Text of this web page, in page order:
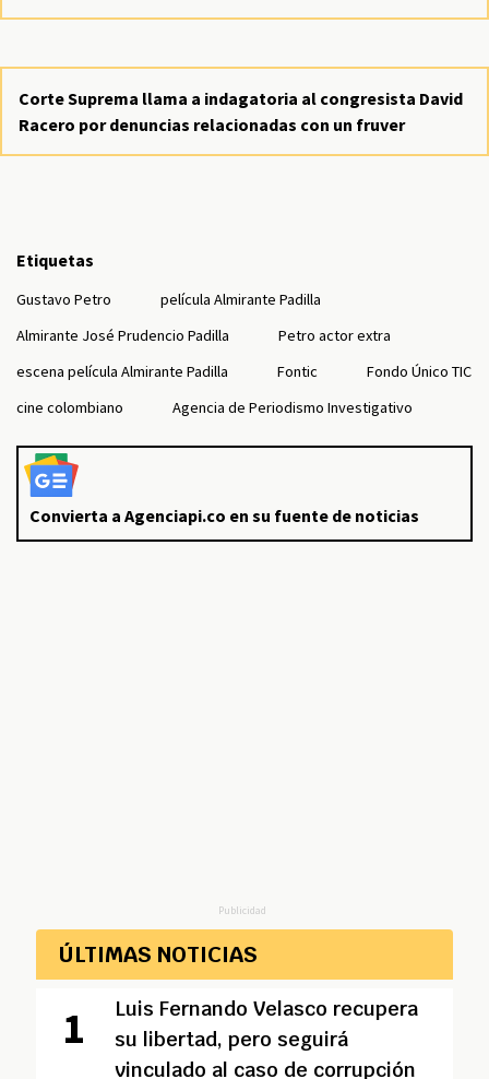
Corte Suprema llama a indagatoria al congresista David
Racero por denuncias relacionadas con un fruver
Etiquetas
Gustavo Petro
película Almirante Padilla
Almirante José Prudencio Padilla
Petro actor extra
escena película Almirante Padilla
Fontic
Fondo Único TIC
cine colombiano
Agencia de Periodismo Investigativo
Convierta a Agenciapi.co en su fuente de noticias
Publicidad
ÚLTIMAS NOTICIAS
Luis Fernando Velasco recupera
su libertad, pero seguirá
vinculado al caso de corrupción